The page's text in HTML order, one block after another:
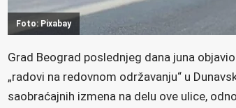
Foto: Pixabay
Grad Beograd poslednjeg dana juna
„radovi na redovnom održavanju“ u
saobraćajnih izmena na delu ove ulice,